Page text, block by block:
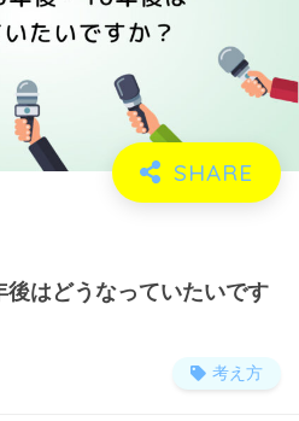
後はどうなっていたいです
考え方